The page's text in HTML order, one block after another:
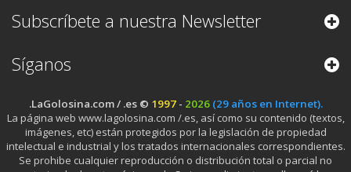
Subscríbete a nuestra Newsletter
Síganos
.LaGolosina.com / .es © 1997- 2026 (29 años en Internet).
La página web www.lagolosina.com /.es, así como su contenido (textos,
imágenes, etc) están protegidos por la legislación de propiedad
intelectual e industrial y los tratados internacionales correspondientes.
Se prohibe cualquier reproducción o distribución total o parcial no